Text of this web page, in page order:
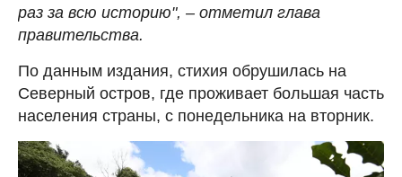
раз за всю историю", – отметил глава
правительства.
По данным издания, стихия обрушилась на
Северный остров, где проживает большая часть
населения страны, с понедельника на вторник.